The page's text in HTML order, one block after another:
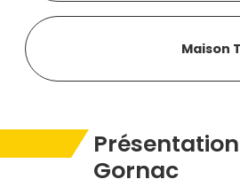
Maison
Gornac